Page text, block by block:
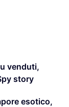
venduti,
story
esotico,